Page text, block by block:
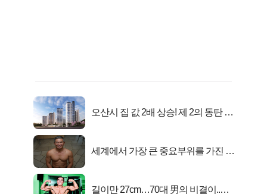
오산시 집 값 2배 상승! 제 2의 동탄 신
세계에서 가장 큰 중요부위를 가진 남
길이만 27cm…70대 男의 비결이..충